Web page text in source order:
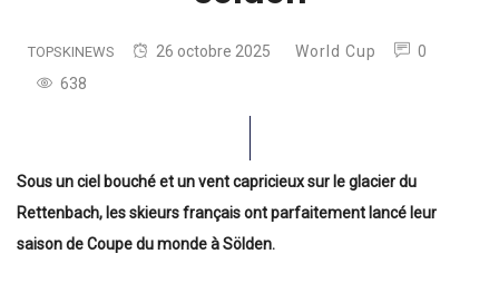
TOPSKINEWS 26 octobre 2025 World Cup
0
638
Sous un ciel bouché et un vent capricieux sur le glacier du
Rettenbach, les skieurs français ont parfaitement lancé leur
saison de Coupe du monde à Sölden.